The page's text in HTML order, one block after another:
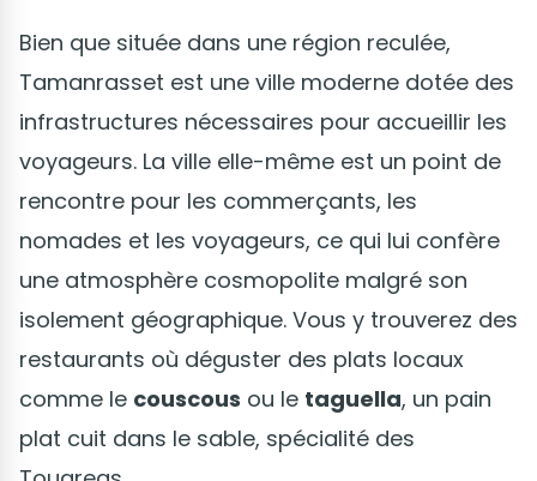
Bien que située dans une région reculée,
Tamanrasset est une ville moderne dotée des
infrastructures nécessaires pour accueillir les
voyageurs. La ville elle-même est un point de
rencontre pour les commerçants, les
nomades et les voyageurs, ce qui lui confère
une atmosphère cosmopolite malgré son
isolement géographique. Vous y trouverez des
restaurants où déguster des plats locaux
comme le couscous ou le taguella, un pain
plat cuit dans le sable, spécialité des